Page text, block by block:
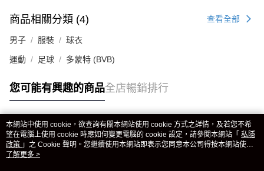
商品相關分類 (4) 查看全部
男子 服裝 球衣
運動 足球 多蒙特 (BVB)
您可能有興趣的商品全店暢銷排行
熱門標籤
熱銷排行
本網站中使用 cookie，欲查詢有關本網站使用 cookie 方式之詳情，及若您不希
望在電腦上使用 cookie 時應如何變更電腦的 cookie 設定，請參閱本網站「 私隱
政策 」之 Cookie 聲明。您繼續使用本網站即表示您同意本公司得按本網站使用
條款之 Cookie 聲明使用 cookie。
了解更多 >